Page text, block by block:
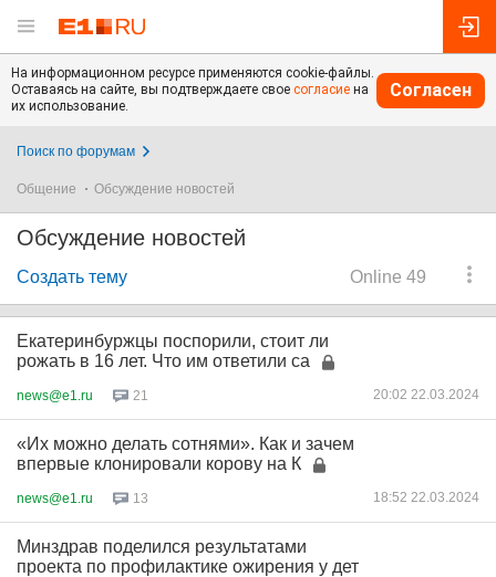
На информационном ресурсе применяются cookie-файлы.
Оставаясь на сайте, вы подтверждаете свое согласие на
их использование.
Согласен
Поиск по форумам
Общение Обсуждение новостей
Обсуждение новостей
Online 49
Создать тему
Екатеринбуржцы поспорили, стоит ли
рожать в 16 лет. Что им ответили са
news@e1.ru 21 20:02 22.03.2024
«Их можно делать сотнями». Как и зачем
впервые клонировали корову на К
news@e1.ru 13 18:52 22.03.2024
Минздрав поделился результатами
проекта по профилактике ожирения у дет